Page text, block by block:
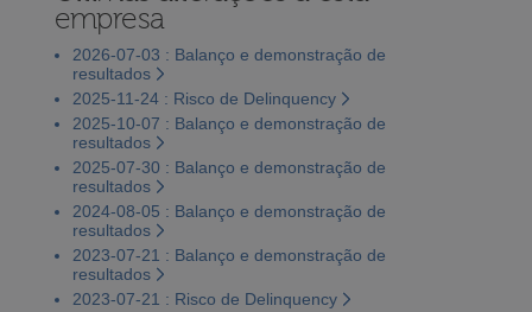
empresa
2026-07-03 : Balanço e demonstração de
resultados
2025-11-24 : Risco de Delinquency
2025-10-07 : Balanço e demonstração de
resultados
2025-07-30 : Balanço e demonstração de
resultados
2024-08-05 : Balanço e demonstração de
resultados
2023-07-21 : Balanço e demonstração de
resultados
2023-07-21 : Risco de Delinquency